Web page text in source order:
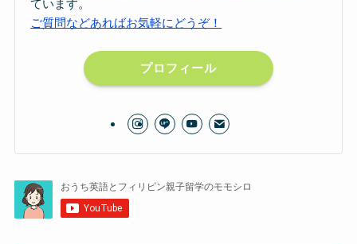
ています。
ご質問などあればお気軽にどうぞ！
プロフィール